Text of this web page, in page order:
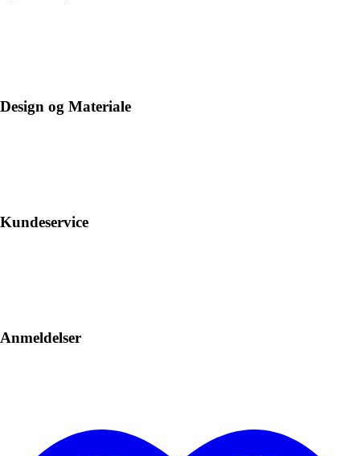
Design og Materiale
Kundeservice
Anmeldelser